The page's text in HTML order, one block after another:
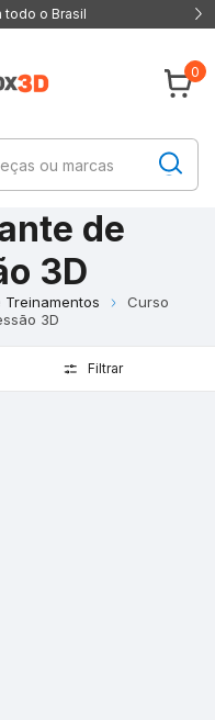
todo o Brasil
0
de
3D
Curso
3D
Filtrar